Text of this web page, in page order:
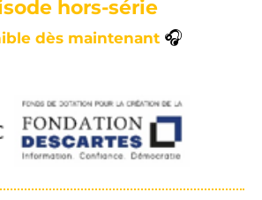
hors-série
dès maintenant 🎧